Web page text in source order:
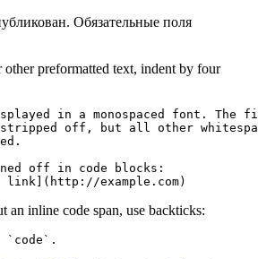
Обязательные поля
other preformatted text, indent by four
an inline code span, use backticks:
`code`.